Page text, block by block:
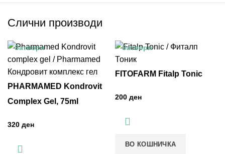
Слични производи
Затвори
PHARMAMED Kondrovit
Complex Gel, 75ml
ден
Затвори
FITOFARM Fitalp Tonic
ден
ВО КОШНИЧКА